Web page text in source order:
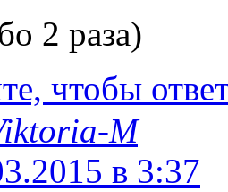
2 раза)
чтобы
M
в 3:37